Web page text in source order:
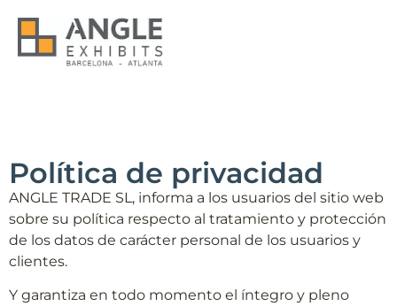
Política de privacidad
ANGLE TRADE SL, informa a los usuarios del sitio web
sobre su política respecto al tratamiento y protección
de los datos de carácter personal de los usuarios y
clientes.
Y garantiza en todo momento el íntegro y pleno